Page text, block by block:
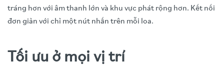
tráng hơn với âm thanh lớn và khu vực phát rộng hơn. Kết nối
đơn giản với chỉ một nút nhấn trên mỗi loa.
Tối ưu ở mọi vị trí